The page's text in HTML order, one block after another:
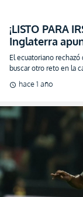
¡LISTO PARA
Inglaterra
dejará otra
El ecuatoriano
buscar otro reto en la
schedule hace 1 año